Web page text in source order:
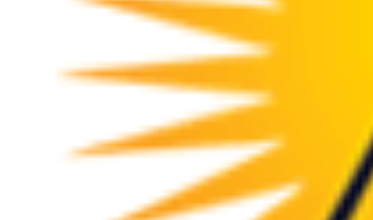
COMPRAR AHORA